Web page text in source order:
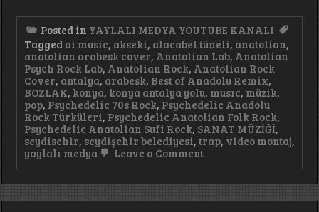
Posted in YAYLALI MEDYA YOUTUBE KANALI
Tagged ai music, akseki, alacabel tüneli, anatolian,
anatolian arabesk cover, Anatolian Lab, Anatolian
Psych Rock Lab, Anatolian Rock, Anatolian Rock
Cover, antalya, arabesk, Best of Anadolu Remix,
BOZLAK, konya, konya antalya yolu, musıc, müzik,
pop, Psychedelic 70s Rock, Psychedelic Anadolu
Rock Türküleri, Psychedelic Anatolian Folk Rock,
Psychedelic Anatolian Sufi Rock, SANAT MÜZİĞİ,
seydisehir, seydişehir belediyesi, trap, video montaj,
yaylalı medya
Leave a Commenton
Yaz
#keşfet